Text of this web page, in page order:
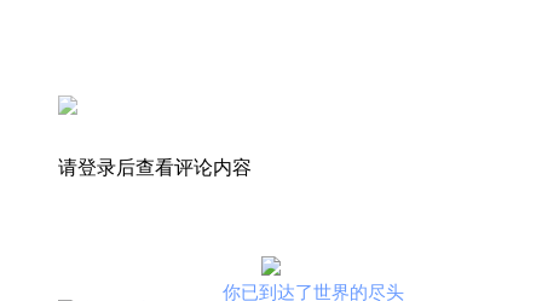
请登录后查看评论内容
你已到达了世界的尽头